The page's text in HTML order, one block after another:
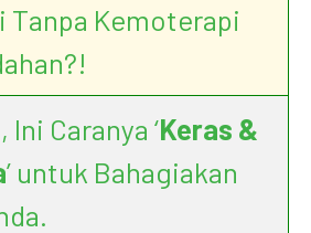
Tanpa Kemoterapi
Ini Caranya ‘Keras &
’ untuk Bahagiakan